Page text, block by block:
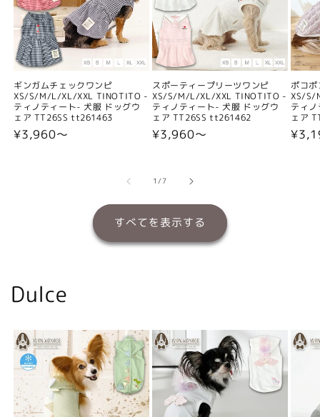
ギンガムチェックワンピ
XS/S/M/L/XL/XXL TINOTITO -
ティノティート- 犬服 ドッグウ
ェア TT26SS tt261463
通
¥3,960〜
スポーティープリーツワンピ
XS/S/M/L/XL/XXL TINOTITO -
ティノティート- 犬服 ドッグウ
ェア TT26SS tt261462
通
格
¥3,960〜
ポコ
XS/S/
ティ
ェア
通
1/の
7
すべてを表示する
Dulce